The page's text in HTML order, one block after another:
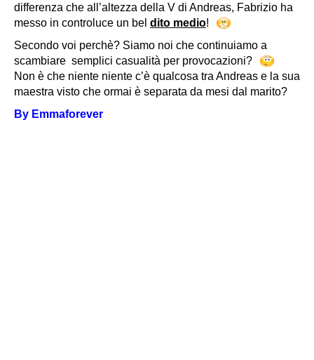
differenza che all’altezza della V di Andreas, Fabrizio ha
messo in controluce un bel dito medio!
Secondo voi perchè? Siamo noi che continuiamo a
scambiare semplici casualità per provocazioni?
Non è che niente niente c’è qualcosa tra Andreas e la sua
maestra visto che ormai è separata da mesi dal marito?
By Emmaforever